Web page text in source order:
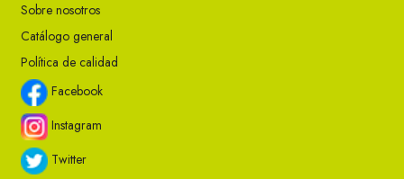
Sobre nosotros
Catálogo general
Política de calidad
Facebook
Instagram
Twitter